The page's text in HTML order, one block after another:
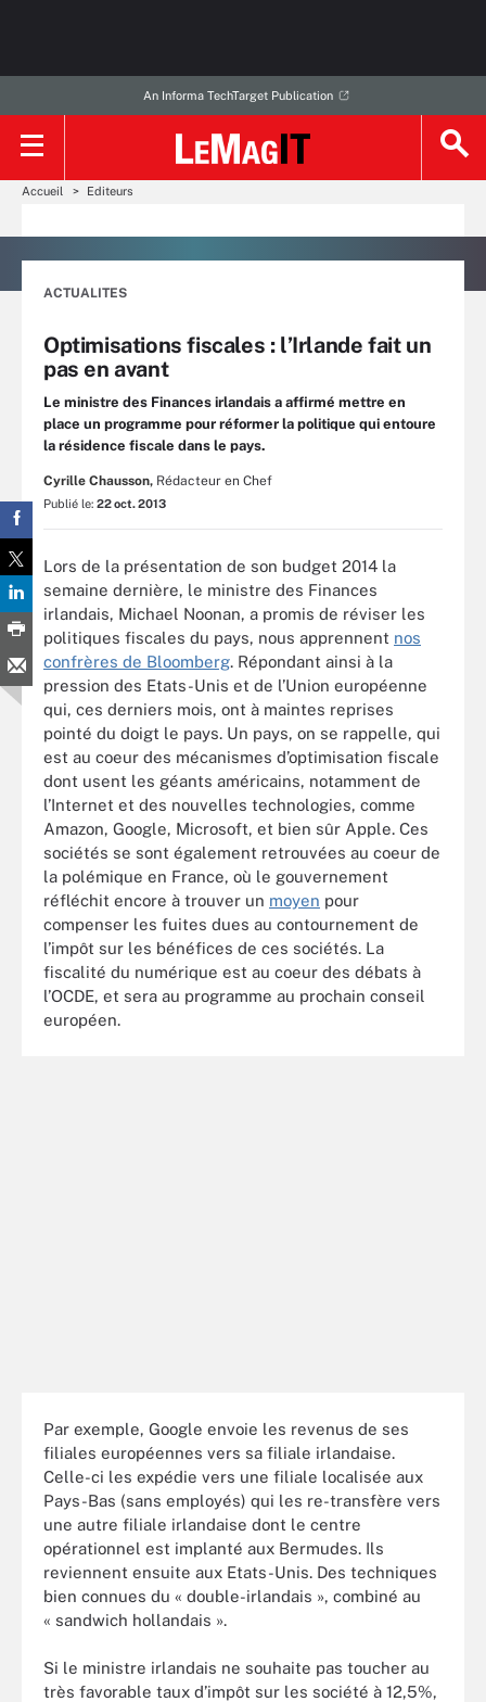
An Informa TechTarget Publication
Accueil Editeurs
ACTUALITES
Optimisations fiscales : l’Irlande fait un
pas en avant
Le ministre des Finances irlandais a affirmé mettre en
place un programme pour réformer la politique qui entoure
la résidence fiscale dans le pays.
Cyrille Chausson, Rédacteur en Chef
Publié le: 22 oct. 2013
Lors de la présentation de son budget 2014 la
semaine dernière, le ministre des Finances
irlandais, Michael Noonan, a promis de réviser les
politiques fiscales du pays, nous apprennent nos
confrères de Bloomberg. Répondant ainsi à la
pression des Etats-Unis et de l’Union européenne
qui, ces derniers mois, ont à maintes reprises
pointé du doigt le pays. Un pays, on se rappelle, qui
est au coeur des mécanismes d’optimisation fiscale
dont usent les géants américains, notamment de
l’Internet et des nouvelles technologies, comme
Amazon, Google, Microsoft, et bien sûr Apple. Ces
sociétés se sont également retrouvées au coeur de
la polémique en France, où le gouvernement
réfléchit encore à trouver un moyen pour
compenser les fuites dues au contournement de
l’impôt sur les bénéfices de ces sociétés. La
fiscalité du numérique est au coeur des débats à
l’OCDE, et sera au programme au prochain conseil
européen.
Par exemple, Google envoie les revenus de ses
filiales européennes vers sa filiale irlandaise.
Celle-ci les expédie vers une filiale localisée aux
Pays-Bas (sans employés) qui les re-transfère vers
une autre filiale irlandaise dont le centre
opérationnel est implanté aux Bermudes. Ils
reviennent ensuite aux Etats-Unis. Des techniques
bien connues du « double-irlandais », combiné au
« sandwich hollandais ».
Si le ministre irlandais ne souhaite pas toucher au
très favorable taux d’impôt sur les société à 12,5%,